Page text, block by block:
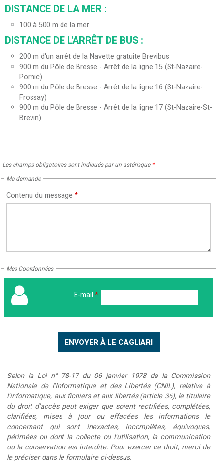
DISTANCE DE LA MER :
100 à 500 m de la mer
DISTANCE DE L'ARRÊT DE BUS :
200 m d'un arrêt de la Navette gratuite Brevibus
900 m du Pôle de Bresse - Arrêt de la ligne 15 (St-Nazaire-
Pornic)
900 m du Pôle de Bresse - Arrêt de la ligne 16 (St-Nazaire-
Frossay)
900 m du Pôle de Bresse - Arrêt de la ligne 17 (St-Nazaire-St-
Brevin)
Les champs obligatoires sont indiqués par un astérisque *
Ma demande
Contenu du message *
Mes Coordonnées
E-mail *
Selon la Loi n° 78-17 du 06 janvier 1978 de la Commission
Nationale de l'Informatique et des Libertés (CNIL), relative à
l'informatique, aux fichiers et aux libertés (article 36), le titulaire
du droit d'accès peut exiger que soient rectifiées, complétées,
clarifiées, mises à jour ou effacées les informations le
concernant qui sont inexactes, incomplètes, équivoques,
périmées ou dont la collecte ou l'utilisation, la communication
ou la conservation est interdite. Pour exercer ce droit, merci de
le préciser dans le formulaire ci-dessus.